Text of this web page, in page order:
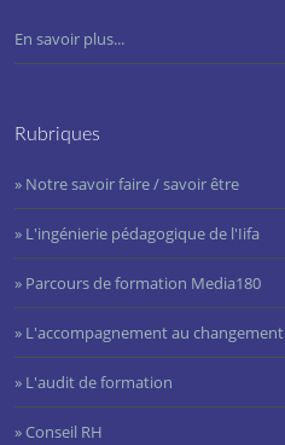
En savoir plus...
Rubriques
» Notre savoir faire / savoir être
» L'ingénierie pédagogique de l'Iifa
» Parcours de formation Media180
» L'accompagnement au changement
» L'audit de formation
» Conseil RH